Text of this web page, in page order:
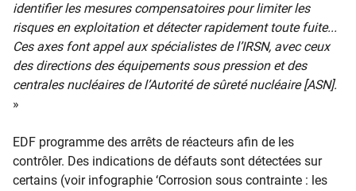
identifier les mesures compensatoires pour limiter les
risques en exploitation et détecter rapidement toute fuite...
Ces axes font appel aux spécialistes de l’IRSN, avec ceux
des directions des équipements sous pression et des
centrales nucléaires de l’Autorité de sûreté nucléaire [ASN].
»
EDF programme des arrêts de réacteurs afin de les
contrôler. Des indications de défauts sont détectées sur
certains (voir infographie ‘Corrosion sous contrainte : les